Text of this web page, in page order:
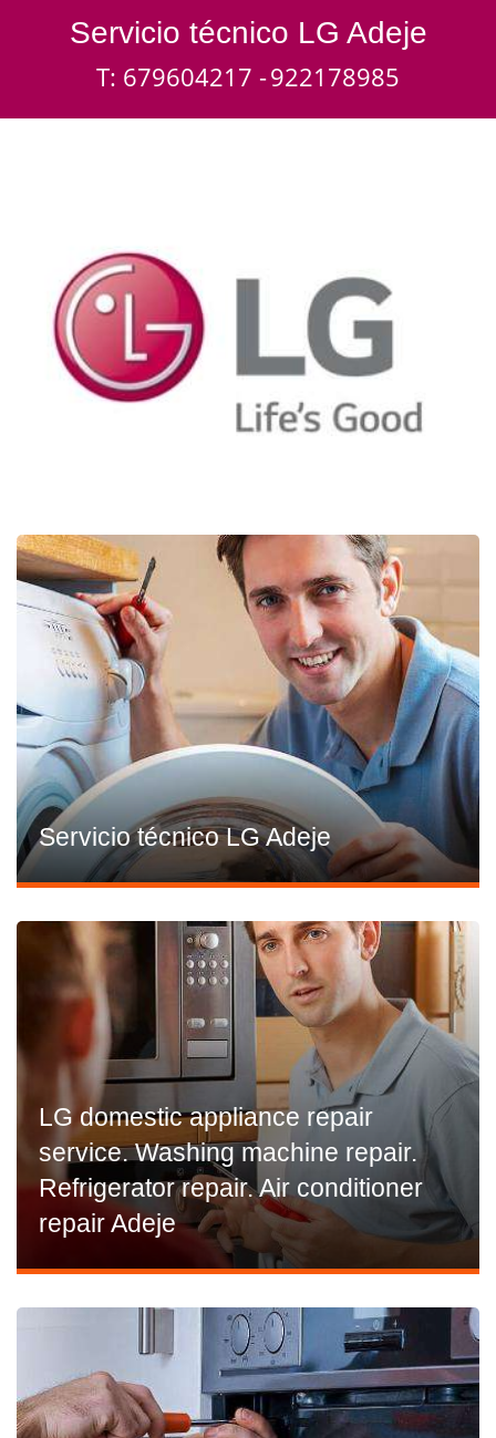
Servicio técnico LG Adeje
T: 679604217 -922178985
Servicio técnico LG Adeje
LG domestic appliance repair
service. Washing machine repair.
Refrigerator repair. Air conditioner
repair Adeje